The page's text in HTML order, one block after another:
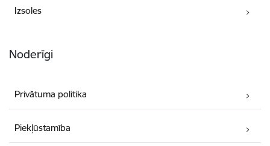
Izsoles
Noderīgi
Privātuma politika
Piekļūstamība